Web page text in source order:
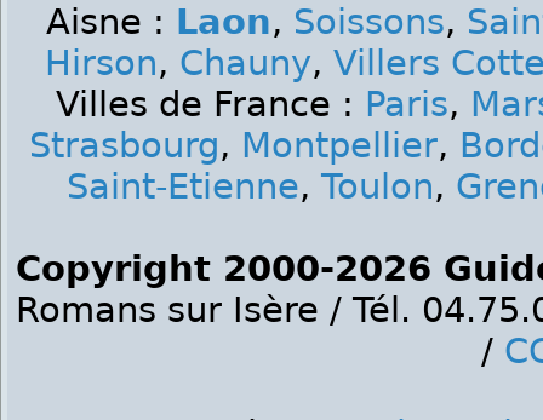
Aisne : Laon, Soissons,
Hirson, Chauny, Villers
Villes de France : Paris,
Strasbourg, Montpellier,
Saint-Etienne, Toulon,
Copyright 2000-2026
Romans sur Isère / Tél.
/